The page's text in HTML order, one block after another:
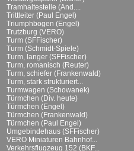
Tramhaltestelle (And....
Trittleiter (Paul Engel)
Triumphbogen (Engel)
Trutzburg (VERO)
Turm (SFFischer)
Turm (Schmidt-Spiele)
Turm, langer (SFFischer)
Turm, romanisch (Reuter)
Turm, schiefer (Frankenwald)
Turm, stark strukturiert...
Turmwagen (Schowanek)
Türmchen (Div. heute)
Türmchen (Engel)
Türmchen (Frankenwald)
Türmchen (Paul Engel)
Umgebindehaus (SFFischer)
VERO Miniaturen Bahnhof...
Verkehrsflugzeug 152 (BKF...